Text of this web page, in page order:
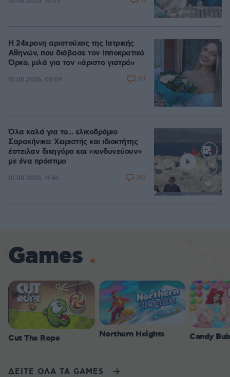
Η 24χρονη αριστούχος της Ιατρικής
Αθηνών, που διάβασε τον Ιπποκρατικό
Όρκο, μιλά για τον «άριστο γιατρό»
10.08.2026, 08:09 117
Loaded
Όλα καλά για το... ελικοδρόμιο
Σαρακήνικο: Χειριστής και ιδιοκτήτης
έστειλαν δικηγόρο και «κινδυνεύουν»
με ένα πρόστιμο
10.08.2026, 11:46 143
Games
Cut The Rope Northern Heights Candy
ΔΕΙΤΕ ΟΛΑ ΤΑ GAMES